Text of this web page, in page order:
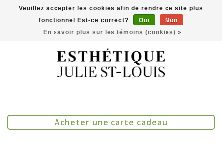
Comparer(0)
Acheter une carte cadeau
Veuillez accepter les cookies afin de rendre ce site plus
fonctionnel Est-ce correct?
Oui
Non
En savoir plus sur les témoins (cookies) »